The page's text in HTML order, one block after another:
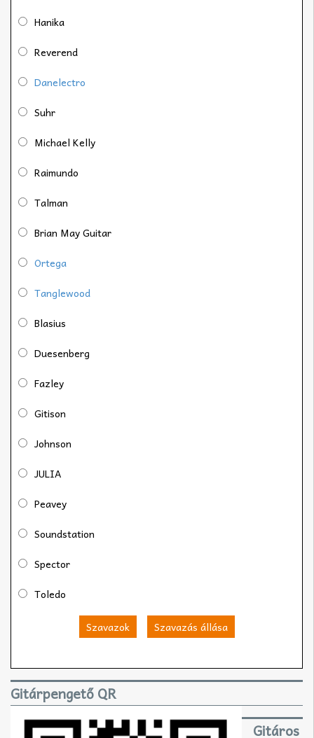
Hanika
Reverend
Danelectro
Suhr
Michael Kelly
Raimundo
Talman
Brian May Guitar
Ortega
Tanglewood
Blasius
Duesenberg
Fazley
Gitison
Johnson
JULIA
Peavey
Soundstation
Spector
Toledo
Szavazok Szavazás állása
Gitárpengető QR
Gitáros